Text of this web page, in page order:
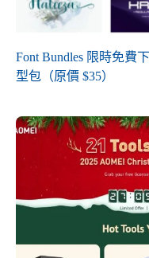
Font Bundles 限時免費
型包（原價 $35）